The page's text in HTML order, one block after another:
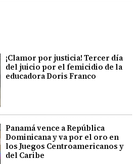
¡Clamor por justicia! Tercer día
del juicio por el femicidio de la
educadora Doris Franco
Panamá vence a República
Dominicana y va por el oro en
los Juegos Centroamericanos y
del Caribe